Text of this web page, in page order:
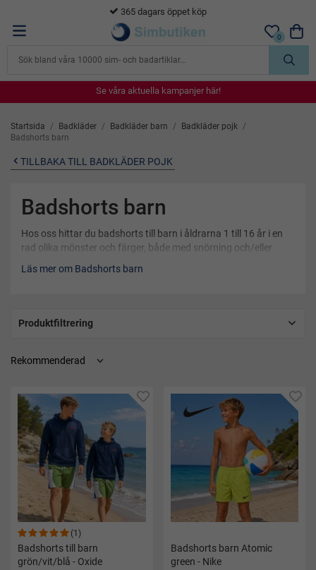
365 dagars öppet köp
0
Se våra aktuella kampanjer här!
Se våra aktuella kampanjer här!
Se våra aktuella kampanjer här!
Se våra aktuella kampanjer här!
Startsida / Badkläder / Badkläder barn / Badkläder pojk /
Badshorts barn
TILLBAKA TILL BADKLÄDER POJK
Badshorts barn
Hos oss hittar du badshorts till barn i åldrarna 1 till 16 år i en
rad olika mönster och färger, både med snörning och/eller
smidig resår. Våra badshorts kan lika väl kategoriseras som
snyggt badmode för barn under sommaren och på stranden,
Läs mer om Badshorts barn
Produktfiltrering
(1)
Badshorts till barn
grön/vit/blå - Oxide
Badshorts barn Atomic
green - Nike